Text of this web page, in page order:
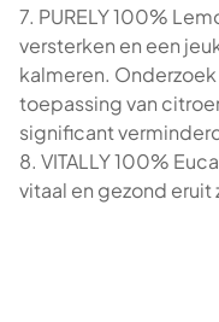
7. PURELY 100%
versterken en een
kalmeren.
toepassing van
significant
8. VITALLY 100%
vitaal en gezond eruit